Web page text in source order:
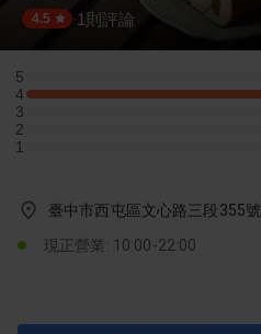
4.5 ·1 則評論
5
5 星：0 則評論
4
4 星：1 則評論
3
3 星：0 則評論
2
2 星：0 則評論
1
1 星：0 則評論
臺中市西屯區文心路三段355號
現正營業: 10:00-22:00